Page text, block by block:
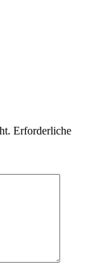
Erforderliche